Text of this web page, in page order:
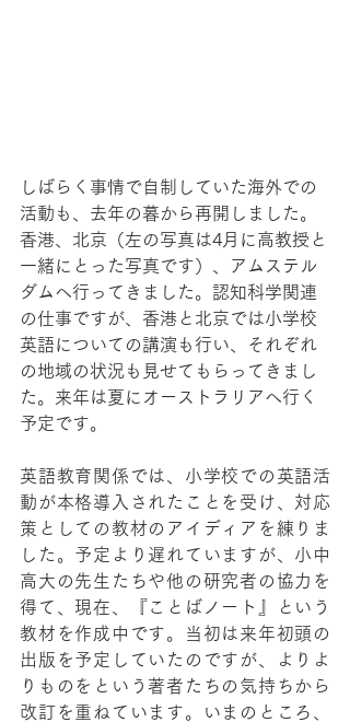
しばらく事情で自制していた海外での
活動も、去年の暮から再開しました。
香港、北京（左の写真は4月に高教授と
一緒にとった写真です）、アムステル
ダムへ行ってきました。認知科学関連
の仕事ですが、香港と北京では小学校
英語についての講演も行い、それぞれ
の地域の状況も見せてもらってきまし
た。来年は夏にオーストラリアへ行く
予定です。
英語教育関係では、小学校での英語活
動が本格導入されたことを受け、対応
策としての教材のアイディアを練りま
した。予定より遅れていますが、小中
高大の先生たちや他の研究者の協力を
得て、現在、『ことばノート』という
教材を作成中です。当初は来年初頭の
出版を予定していたのですが、よりよ
りものをという著者たちの気持ちから
改訂を重ねています。いまのところ、